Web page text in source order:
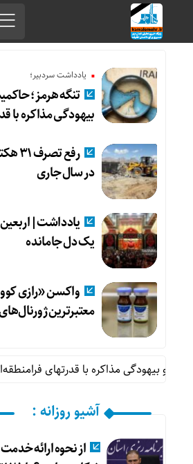
یادداشت سردبیر؛
تنگه هرمز؛
بیهودگی مذاکره با
رفع
در سال جاری
یادداشت|اربعین
یک دل جامانده
واکسن «رازی
معتبرترین
و بیهودگی مذاکره با قدرتهای فرامنطقه‌ای
آشیو روزانه :
از نحوه ارائه